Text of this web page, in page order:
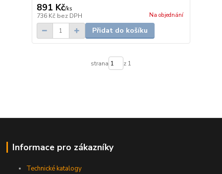
891 Kč/ks
736 Kč bez DPH Na objednání
Přidat do košíku
strana z 1
Informace pro zákazníky
Technické katalogy